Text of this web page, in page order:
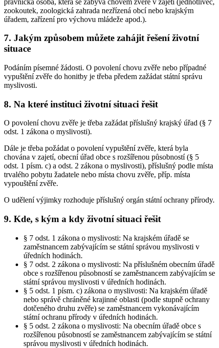
zookoutek, zoologická zahrada nezřízená obcí nebo krajským
úřadem, zařízení pro výchovu mládeže apod.).
7. Jakým způsobem můžete zahájit řešení životní
situace
Podáním písemné žádosti. O povolení chovu zvěře nebo případné
vypuštění zvěře do honitby je třeba předem zažádat státní správu
myslivosti.
8. Na které instituci životní situaci řešit
O povolení chovu zvěře je třeba zažádat příslušný krajský úřad (§ 7
odst. 1 zákona o myslivosti).
Dále je třeba požádat o povolení vypuštění zvěře, která byla
chována v zajetí, obecní úřad obce s rozšířenou působností (§ 5
odst. 1 písm. c) a odst. 2 zákona o myslivosti), příslušný podle místa
trvalého pobytu žadatele nebo místa chovu zvěře, příp. místa
vypouštění zvěře.
O udělení výjimky rozhoduje příslušný orgán státní ochrany přírody.
9. Kde, s kým a kdy životní situaci řešit
§ 7 odst. 1 zákona o myslivosti: Na krajském úřadě se
zaměstnancem zabývajícím se státní správou myslivosti v
úředních hodinách.
§ 7 odst. 2 zákona o myslivosti: Na příslušném obecním úřadě
obce s rozšířenou působností se zaměstnancem zabývajícím se
státní správou myslivosti v úředních hodinách.
§ 5 odst. 1 písm. c) zákona o myslivosti: Na krajském úřadě
nebo správě chráněné krajinné oblasti (podle stupně ochrany
dotčeného druhu zvěře) se zaměstnancem vykonávajícím
státní ochranu přírody v úředních hodinách.
§ 5 odst. 2 zákona o myslivosti: Na obecním úřadě obce s
rozšířenou působností se zaměstnancem zabývajícím se státní
správou myslivosti v úředních hodinách.